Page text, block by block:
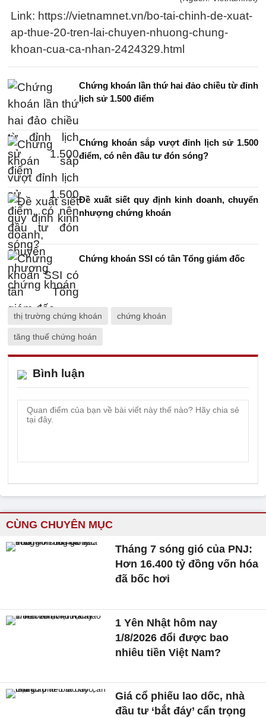
Link: https://vietnamnet.vn/bo-tai-chinh-de-xuat-
ap-thue-20-tren-lai-chuyen-nhuong-chung-
khoan-cua-ca-nhan-2424329.html
Chứng khoán lần thứ hai đảo chiều từ đỉnh
lịch sử 1.500 điểm
Chứng khoán sắp vượt đỉnh lịch sử 1.500
điểm, có nên đầu tư đón sóng?
Đề xuất siết quy định kinh doanh, chuyển
nhượng chứng khoán
Chứng khoán SSI có tân Tổng giám đốc
thị trường chứng khoán chứng khoán
tăng thuế chứng hoán
Bình luận
CÙNG CHUYÊN MỤC
Tháng 7 sóng gió của PNJ:
Hơn 16.400 tỷ đồng vốn hóa
đã bốc hơi
1 Yên Nhật hôm nay
1/8/2026 đổi được bao
nhiêu tiền Việt Nam?
Giá cổ phiếu lao dốc, nhà
đầu tư ‘bắt đáy’ cẩn trọng